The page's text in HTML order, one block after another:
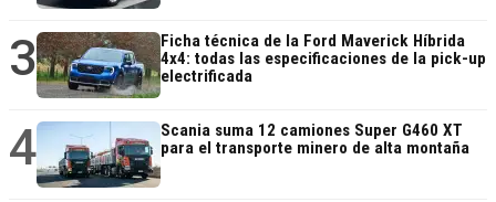
3
Ficha técnica de la Ford Maverick Híbrida
4x4: todas las especificaciones de la pick-up
electrificada
4
Scania suma 12 camiones Super G460 XT
para el transporte minero de alta montaña